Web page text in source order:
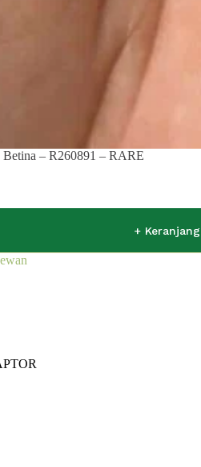
– R260891 – RARE
+ Keranjang